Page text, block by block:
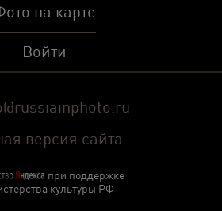
на карте
Войти
версия сайта
при поддержке
культуры РФ